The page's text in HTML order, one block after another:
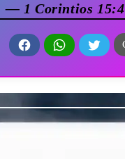
— 1 Corintios 15:4